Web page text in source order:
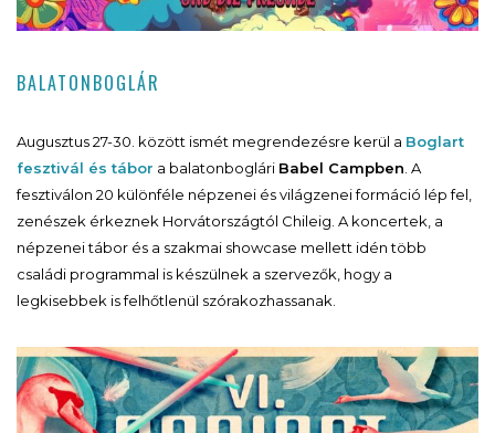
BALATONBOGLÁR
Augusztus 27-30. között ismét megrendezésre kerül a Boglart
fesztivál és tábor a balatonboglári Babel Campben. A
fesztiválon 20 különféle népzenei és világzenei formáció lép fel,
zenészek érkeznek Horvátországtól Chileig. A koncertek, a
népzenei tábor és a szakmai showcase mellett idén több
családi programmal is készülnek a szervezők, hogy a
legkisebbek is felhőtlenül szórakozhassanak.